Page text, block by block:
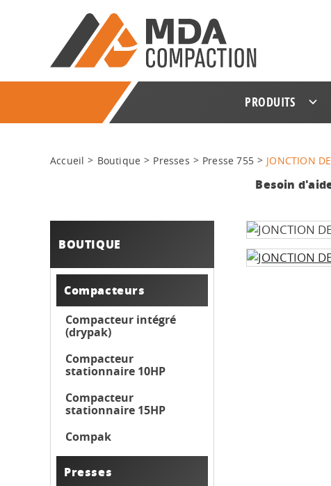
PRODUITS
Accueil Boutique Presses Presse 755 JONCTION
Besoin
BOUTIQUE
Compacteurs
Compacteur intégré
(drypak)
Compacteur
stationnaire 10HP
Compacteur
stationnaire 15HP
Compak
Presses